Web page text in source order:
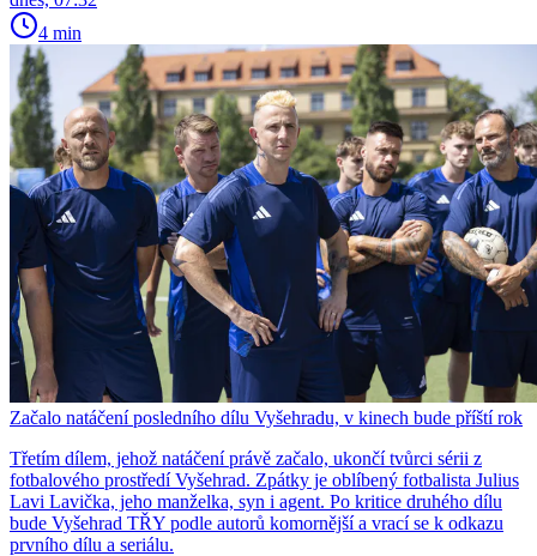
4 min
Začalo natáčení posledního dílu Vyšehradu, v kinech bude příští rok
Třetím dílem, jehož natáčení právě začalo, ukončí tvůrci sérii z
fotbalového prostředí Vyšehrad. Zpátky je oblíbený fotbalista Julius
Lavi Lavička, jeho manželka, syn i agent. Po kritice druhého dílu
bude Vyšehrad TŘY podle autorů komornější a vrací se k odkazu
prvního dílu a seriálu.